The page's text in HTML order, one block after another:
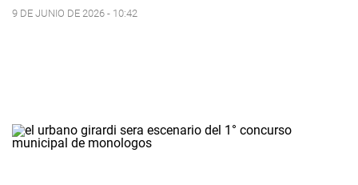
9 DE JUNIO DE 2026 - 10:42